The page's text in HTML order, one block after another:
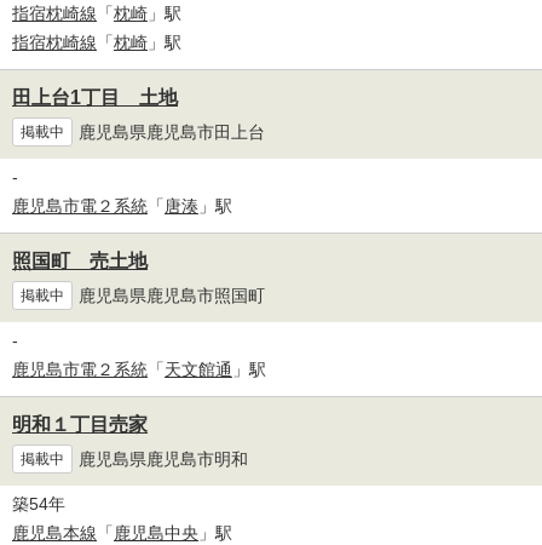
指宿枕崎線 「枕崎 」駅
指宿枕崎線 「枕崎 」駅
田上台1丁目 土地
掲載中 鹿児島県鹿児島市田上台
-
鹿児島市電２系統 「唐湊 」駅
照国町 売土地
掲載中 鹿児島県鹿児島市照国町
-
鹿児島市電２系統 「天文館通 」駅
明和１丁目売家
掲載中 鹿児島県鹿児島市明和
築54年
鹿児島本線 「鹿児島中央 」駅